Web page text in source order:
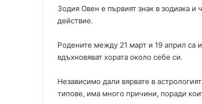
Зодия Овен е първият знак в зодиака и
действие.
Родените между 21 март и 19 април са
вдъхновяват хората около себе си.
Независимо дали вярвате в
типове, има много причини, поради